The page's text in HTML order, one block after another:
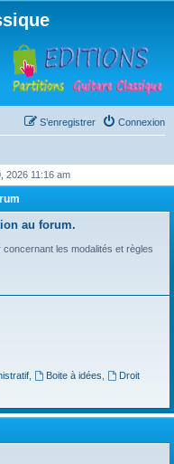
Connexion
S’enregistrer
2026 11:16 am
au forum.
les modalités et règles
, Boite à idées
Droit